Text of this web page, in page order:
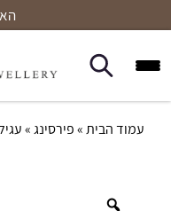
עמוד הבית»פירסינג»